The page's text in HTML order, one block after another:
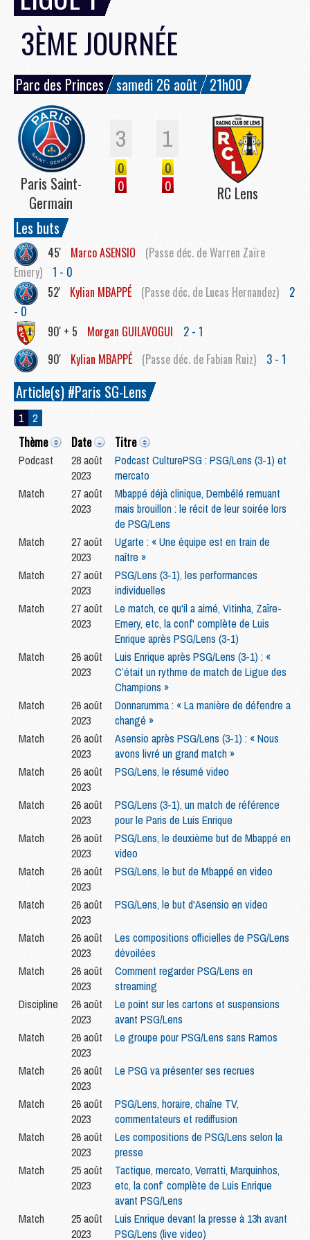
3ÈME JOURNÉE
Parc des Princes samedi 26 août 21h00
Paris Saint-
Germain
3 1
0
0
0
0
RC Lens
Les buts
45' MarcoASENSIO
(Passe déc. de Warren Zaïre
Emery)
1 - 0
52'
Kylian MBAPPÉ (Passe déc. de Lucas Hernandez)
2
- 0
90' + 5
Morgan GUILAVOGUI
2 - 1
90'
Kylian MBAPPÉ (Passe déc. de Fabian Ruiz) 3 - 1
Article(s) #Paris SG-Lens
1 2
Thème Date Titre
Podcast
28 août
2023
Podcast CulturePSG : PSG/Lens (3-1) et
mercato
Match
27 août
2023
Mbappé déjà clinique, Dembélé remuant
mais brouillon : le récit de leur soirée lors
de PSG/Lens
Match
27 août
2023
Ugarte : « Une équipe est en train de
naître »
Match
27 août
2023
PSG/Lens (3-1), les performances
individuelles
Match
27 août
2023
Le match, ce qu'il a aimé, Vitinha, Zaïre-
Emery, etc, la conf' complète de Luis
Enrique après PSG/Lens (3-1)
Match
26 août
2023
Luis Enrique après PSG/Lens (3-1) : «
C’était un rythme de match de Ligue des
Champions »
Match
26 août
2023
Donnarumma : « La manière de défendre a
changé »
Match
26 août
2023
Asensio après PSG/Lens (3-1) : « Nous
avons livré un grand match »
Match
26 août
2023
PSG/Lens, le résumé video
Match
26 août
2023
PSG/Lens (3-1), un match de référence
pour le Paris de Luis Enrique
Match
26 août
2023
PSG/Lens, le deuxième but de Mbappé en
video
Match
26 août
2023
PSG/Lens, le but de Mbappé en video
Match
26 août
2023
PSG/Lens, le but d'Asensio en video
Match
26 août
2023
Les compositions officielles de PSG/Lens
dévoilées
Match
26 août
2023
Comment regarder PSG/Lens en
streaming
Discipline
26 août
2023
Le point sur les cartons et suspensions
avant PSG/Lens
Match
26 août
2023
Le groupe pour PSG/Lens sans Ramos
Match
26 août
2023
Le PSG va présenter ses recrues
Match
26 août
2023
PSG/Lens, horaire, chaîne TV,
commentateurs et rediffusion
Match
26 août
2023
Les compositions de PSG/Lens selon la
presse
Match
25 août
2023
Tactique, mercato, Verratti, Marquinhos,
etc, la conf’ complète de Luis Enrique
avant PSG/Lens
Match
25 août
2023
Luis Enrique devant la presse à 13h avant
PSG/Lens (live video)